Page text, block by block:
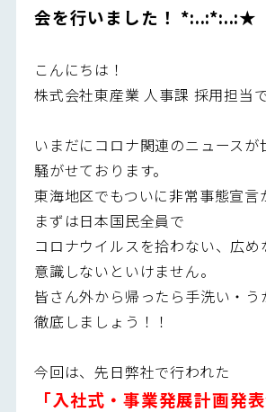
会を行いました！ *:..:*:..:★
こんにちは！
株式会社東産業 人事課 採用担当で
いまだにコロナ関連のニュースが
騒がせております。
東海地区でもついに非常事態宣言
まずは日本国民全員で
コロナウイルスを拾わない、広め
意識しないといけません。
皆さん外から帰ったら手洗い・う
徹底しましょう！！
今回は、先日弊社で行われた
「入社式・事業発展計画発